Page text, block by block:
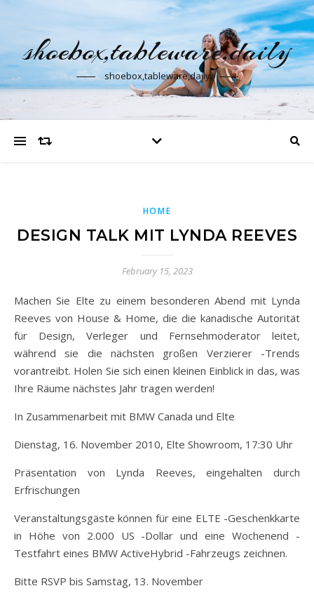
shoebox,tableware,daily
shoebox,tableware,daily
HOME
DESIGN TALK MIT LYNDA REEVES
February 15, 2023
Machen Sie Elte zu einem besonderen Abend mit Lynda
Reeves von House & Home, die die kanadische Autorität
für Design, Verleger und Fernsehmoderator leitet,
während sie die nächsten großen Verzierer -Trends
vorantreibt. Holen Sie sich einen kleinen Einblick in das, was
Ihre Räume nächstes Jahr tragen werden!
In Zusammenarbeit mit BMW Canada und Elte
Dienstag, 16. November 2010, Elte Showroom, 17:30 Uhr
Präsentation von Lynda Reeves, eingehalten durch
Erfrischungen
Veranstaltungsgäste können für eine ELTE -Geschenkkarte
in Höhe von 2.000 US -Dollar und eine Wochenend -
Testfahrt eines BMW ActiveHybrid -Fahrzeugs zeichnen.
Bitte RSVP bis Samstag, 13. November